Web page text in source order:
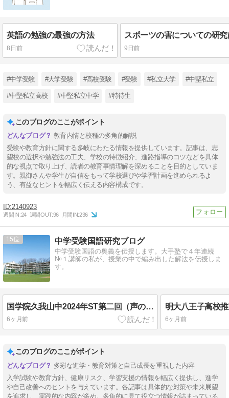
英語の勉強の最強の方法
8日前 9日前
#中学受験 #大学受験 #高校受験 #受験 #私立大学 #中堅私立
#中堅私立高校 #中堅私立中学 #特待生
このブログのここがポイント
教育内情と校種の多角的解説
受験や教育方針に関する多岐にわたる情報を提供しています。記事は、志
望校の選択や勉強法の工夫、学校の特徴紹介、進路指導のコツなどを具体
的な視点で取り上げ、読者の教育事情理解を深めることを目的としていま
す。親御さんや学生が自信をもって学校選びや学習計画を進められるよ
う、有益なヒントを幅広く伝える内容構成です。
2140923
週間IN:24 週間OUT:96 月間IN:236
15 中学受験国語研究ブログ
中学受験国語の奥義を伝授します。大手塾で４年連続
№１講師の私が、授業の中で編み出した解法を伝授しま
す。
国学院久我山中2024年ST第二回（声の教育社版には解説がありません）
6ヶ月前
明大八王子高校
6ヶ月前
このブログのここがポイント
多彩な進学・教育対策と自己成長を重視した内容
入学試験や教育方針、健康リスク、学習支援の情報を幅広く提供し、進学
や自己改善へのヒントを与えています。各記事は具体的な対策や未来展望
を追求し、実践的な内容が多め。多角的に見て役立つ情報が詰まっている